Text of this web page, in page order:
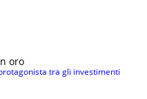
oro
tra gli investimenti